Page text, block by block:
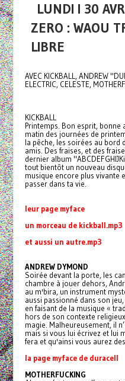
LUNDI I 30
ZERO : WAOU
LIBRE
AVEC KICKBALL, ANDREW
ELECTRIC, CELESTE,
KICKBALL
Printemps. Bon esprit, bonne
matin des journées de
la pêche, les soirées au bord
amis. Des fraises, et des
dernier album
tout bientôt un nouveau
musique encore plus vivante
passer dans ta vie.
leur page myface
un morceau de kickball.mp3
et aussi un autre.mp3
ANDREW DYMOND
Soirée devant la porte, les
chambre à jouer dehors,
au m'bira, un instrument
aussi passionné dans son
en faisant de la musique «
hors de son contexte
magie. Malheureusement, il
mais si vous lui écrivez et lui
fera et qu'ainsi vous aurez
la page myface de duracell
MOTHERFUCKING